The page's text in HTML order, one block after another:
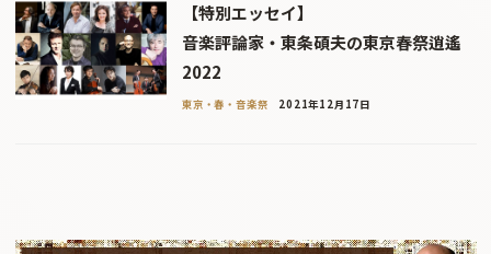
【特別エッセイ】
音楽評論家・東条碩夫の東京春祭逍遙
2022
東京・春・音楽祭 2021年12月17日